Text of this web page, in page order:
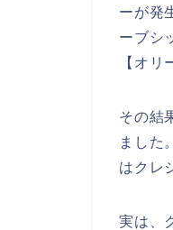
ーが発
ーブシ
【オ
その結
ました
はクレ
実は、